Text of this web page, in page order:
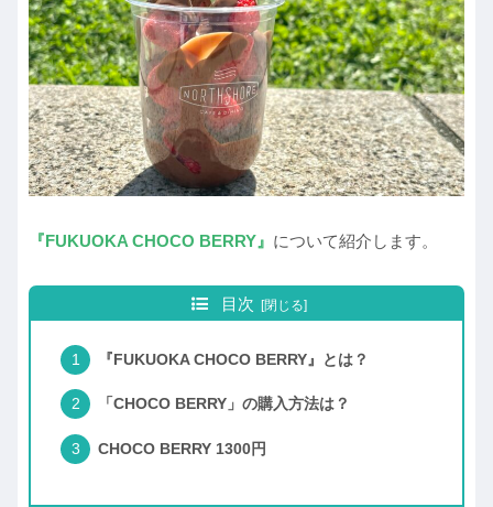
『FUKUOKA CHOCO BERRY』 について紹介します。
目次
『FUKUOKA CHOCO BERRY』とは？
「CHOCO BERRY」の購入方法は？
CHOCO BERRY 1300円